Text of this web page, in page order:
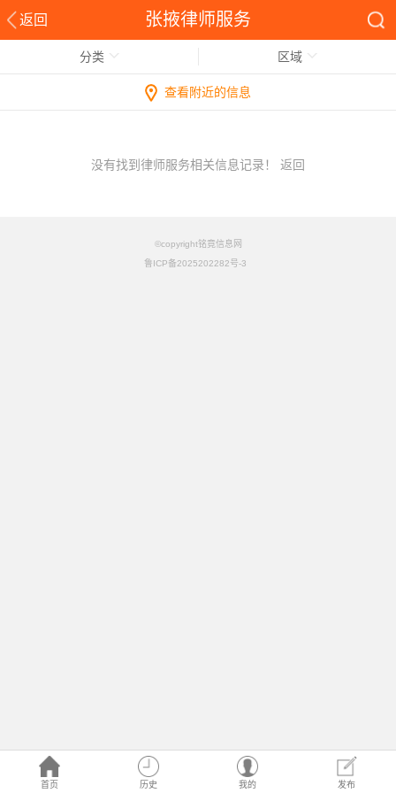
返回 张掖律师服务
首页 历史 我的 发布
分类 区域
查看附近的信息
没有找到律师服务相关信息记录！ 返回
©copyright铭竟信息网
鲁ICP备2025202282号-3